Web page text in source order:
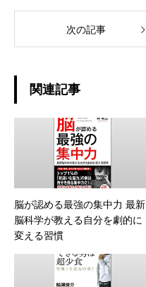
次の記事
関連記事
脳が認める最強の集中力 最新
脳科学が教える自分を劇的に
変える習慣